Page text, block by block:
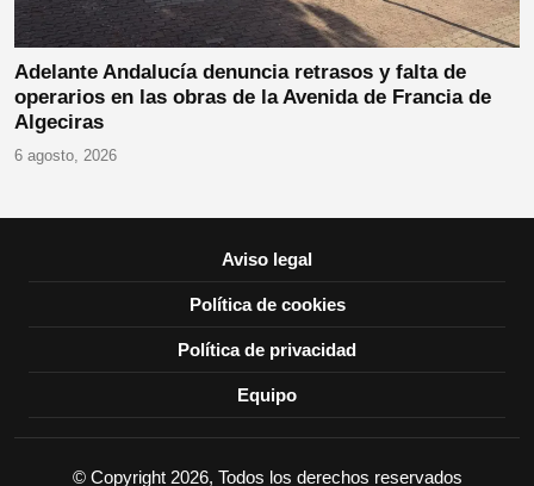
Adelante Andalucía denuncia retrasos y falta de
operarios en las obras de la Avenida de Francia de
Algeciras
6 agosto, 2026
Aviso legal
Política de cookies
Política de privacidad
Equipo
© Copyright 2026, Todos los derechos reservados